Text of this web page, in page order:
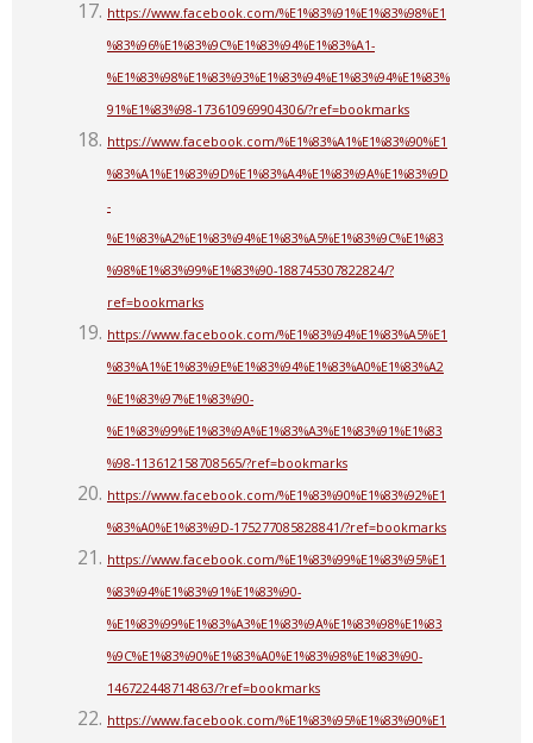
https://www.facebook.com/%E1%83%91%E1%83%98%E1
%83%96%E1%83%9C%E1%83%94%E1%83%A1-
%E1%83%98%E1%83%93%E1%83%94%E1%83%94%E1%83%
91%E1%83%98-173610969904306/?ref=bookmarks
https://www.facebook.com/%E1%83%A1%E1%83%90%E1
%83%A1%E1%83%9D%E1%83%A4%E1%83%9A%E1%83%9D
-
%E1%83%A2%E1%83%94%E1%83%A5%E1%83%9C%E1%83
%98%E1%83%99%E1%83%90-188745307822824/?
ref=bookmarks
https://www.facebook.com/%E1%83%94%E1%83%A5%E1
%83%A1%E1%83%9E%E1%83%94%E1%83%A0%E1%83%A2
%E1%83%97%E1%83%90-
%E1%83%99%E1%83%9A%E1%83%A3%E1%83%91%E1%83
%98-113612158708565/?ref=bookmarks
https://www.facebook.com/%E1%83%90%E1%83%92%E1
%83%A0%E1%83%9D-175277085828841/?ref=bookmarks
https://www.facebook.com/%E1%83%99%E1%83%95%E1
%83%94%E1%83%91%E1%83%90-
%E1%83%99%E1%83%A3%E1%83%9A%E1%83%98%E1%83
%9C%E1%83%90%E1%83%A0%E1%83%98%E1%83%90-
146722448714863/?ref=bookmarks
https://www.facebook.com/%E1%83%95%E1%83%90%E1